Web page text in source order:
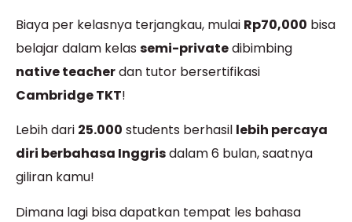
Biaya per kelasnya terjangkau, mulai Rp70,000 bisa
belajar dalam kelas semi-privatedibimbing
native teacherdan tutor bersertifikasi
Cambridge TKT!
Lebih dari 25.000 students berhasil lebih percaya
diri berbahasa Inggrisdalam 6 bulan, saatnya
giliran kamu!
Dimana lagi bisa dapatkan tempat les bahasa